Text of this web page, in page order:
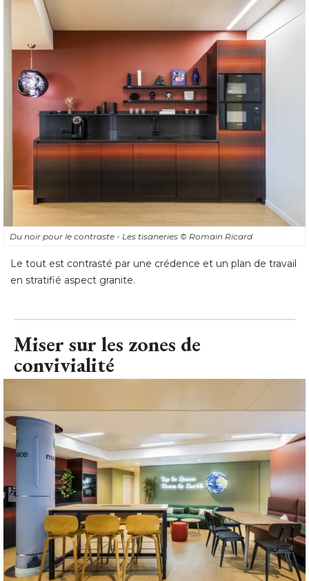
Du noir pour le contraste - Les tisaneries © Romain Ricard
Le tout est contrasté par une crédence et un plan de travail
en stratifié aspect granite.
Miser sur les zones de
convivialité